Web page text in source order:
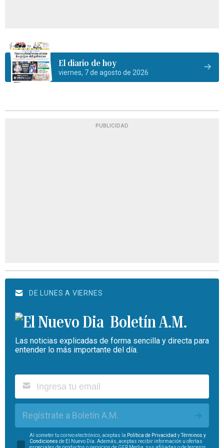
El diario de hoy
viernes, 7 de agosto de 2026
PUBLICIDAD
DE LUNES A VIERNES
Boletín A.M.
Las noticias explicadas de forma sencilla y directa para
entender lo más importante del día.
Regístrate a Boletín A.M.
Al someter tu correo electrónico, aceptas la Política de Privacidad yTérminos y
Condiciones de El Nuevo Día. Además, aceptas recibir información u ofertas